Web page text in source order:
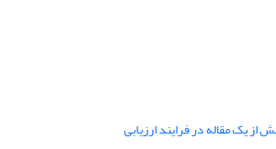
یک مقاله در فرایند ارزیابی